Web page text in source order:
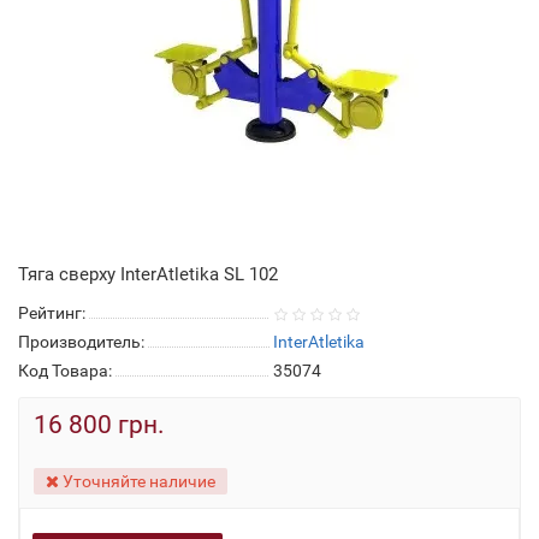
Тяга сверху InterAtletika SL 102
Рейтинг:
Производитель:
InterAtletika
Код Товара:
35074
16 800 грн.
Уточняйте наличие